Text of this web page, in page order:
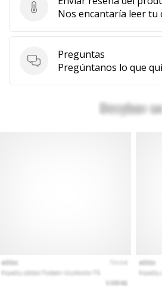
Enviar reseña del producto
Nos encantaría leer tu
Preguntas
Preguntas
Pregúntanos lo que